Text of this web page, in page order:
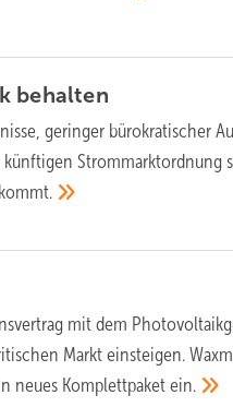
behalten
geringer bürokratischer
Strommarktordnung
mit dem
Markt einsteigen.
neues Komplettpaketein.